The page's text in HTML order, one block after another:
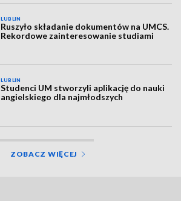
LUBLIN
Ruszyło składanie dokumentów na UMCS.
Rekordowe zainteresowanie studiami
LUBLIN
Studenci UM stworzyli aplikację do nauki
angielskiego dla najmłodszych
ZOBACZ WIĘCEJ